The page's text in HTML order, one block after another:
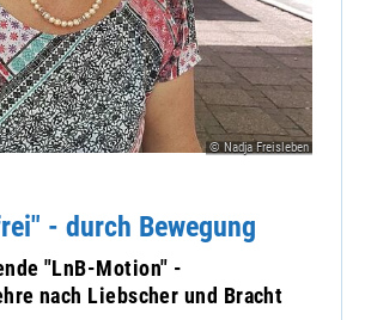
© Nadja Freisleben
- durch Bewegung
"LnB-Motion" -
nach Liebscher und Bracht